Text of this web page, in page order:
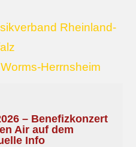
Rheinland-
Herrnsheim
– Benefizkonzert
Air auf dem
Info